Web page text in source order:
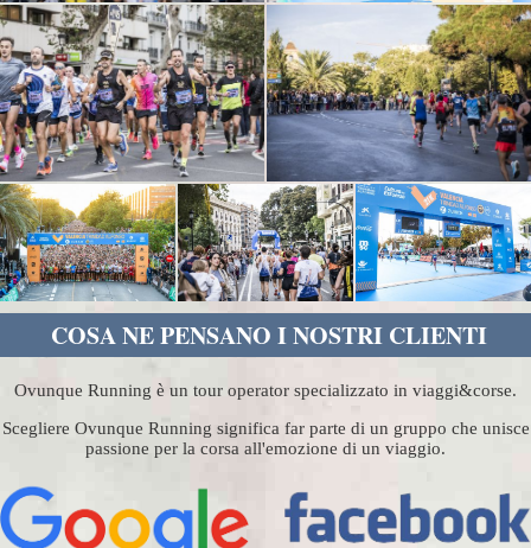
COSA NE PENSANO I NOSTRI CLIENTI
Ovunque Running è un tour operator specializzato in viaggi&corse.
Scegliere Ovunque Running significa far parte di un gruppo che unisce
passione per la corsa all'emozione di un viaggio.